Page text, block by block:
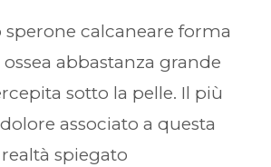
sperone calcaneare forma
abbastanza grande
sotto la pelle. Il più
associato a questa
spiegato